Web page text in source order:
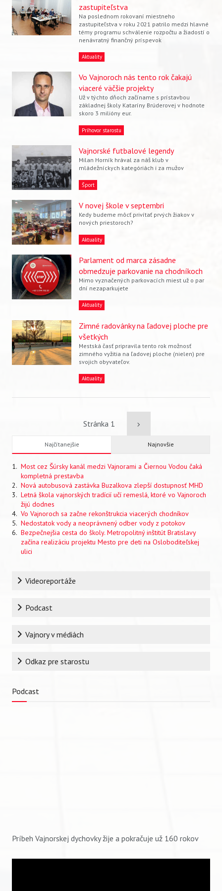
Vyhľadávanie
zastupiteľstva
Na poslednom rokovaní miestneho
zastupiteľstva v roku 2021 patrilo medzi hlavné
témy programu schválenie rozpočtu a žiadostí o
nenávratný finančný príspevok
Aktuality
Vo Vajnoroch nás tento rok čakajú
viaceré väčšie projekty
Už v týchto dňoch začíname s prístavbou
základnej školy Kataríny Brúderovej v hodnote
skoro 3 milióny eur.
Príhovor starostu
Vajnorské futbalové legendy
Milan Horník hrával za náš klub v
mládežníckych kategóriách i za mužov
Šport
V novej škole v septembri
Kedy budeme môcť privítať prvých žiakov v
nových priestoroch?
Aktuality
Parlament od marca zásadne
obmedzuje parkovanie na chodníkoch
Mimo vyznačených parkovacích miest už o par
dní nezaparkujete
Aktuality
Zimné radovánky na ľadovej ploche pre
všetkých
Mestská časť pripravila tento rok možnosť
zimného vyžitia na ľadovej ploche (nielen) pre
svojich obyvateľov.
Aktuality
Stránka 1 Ďalšia
strana
Najčítanejšie Najnovšie
Most cez Šúrsky kanál medzi Vajnorami a Čiernou Vodou čaká
kompletná prestavba
Nová autobusová zastávka Buzalkova zlepší dostupnosť MHD
Letná škola vajnorských tradícií učí remeslá, ktoré vo Vajnoroch
žijú dodnes
Vo Vajnoroch sa začne rekonštrukcia viacerých chodníkov
Nedostatok vody a neoprávnený odber vody z potokov
Bezpečnejšia cesta do školy. Metropolitný inštitút Bratislavy
začína realizáciu projektu Mesto pre deti na Osloboditeľskej
ulici
RubrikaVideoreportáže
Podcast
Vajnory v médiách
Odkaz pre starostu
Podcast
Príbeh Vajnorskej dychovky žije a pokračuje už 160 rokov